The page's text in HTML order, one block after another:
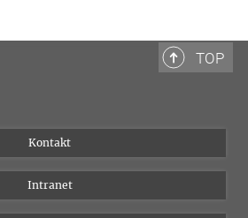
TOP
Kontakt
Intranet